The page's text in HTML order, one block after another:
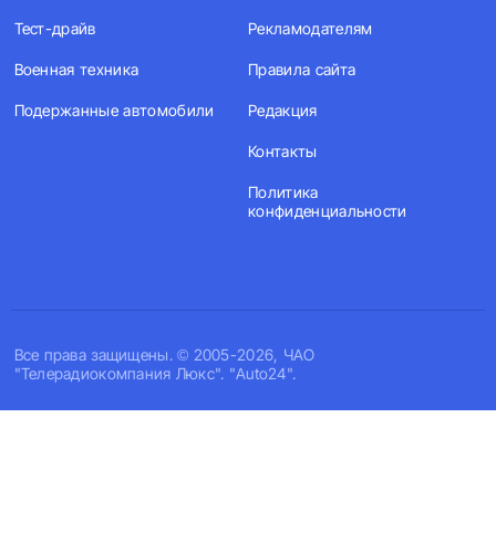
Все права защищены. © 2005-2026, ЧАО
"Телерадиокомпания Люкс". "Auto24".
Тест-драйв
Военная техника
Подержанные автомобили
Рекламодателям
Правила сайта
Редакция
Контакты
Политика
конфиденциальности